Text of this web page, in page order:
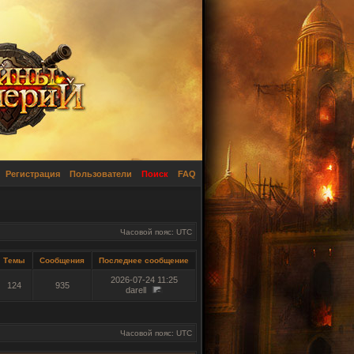
FAQ
Поиск
Пользователи
Регистрация
Часовой пояс: UTC
Темы Сообщения Последнее сообщение
124 935
2026-07-24 11:25
darell
Часовой пояс: UTC